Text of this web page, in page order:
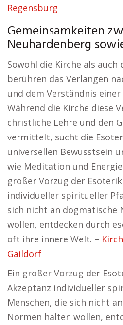
Regensburg
Gemeinsamkeiten
Neuhardenberg
Sowohl die Kirche als auch
berühren das Verlangen
und dem Verständnis
Während die Kirche diese
christliche Lehre und den
vermittelt, sucht die
universellen Bewusstsein
wie Meditation und
großer Vorzug der
individueller spiritueller
sich nicht an dogmatische
wollen, entdecken durch
oft ihre innere Welt. –
Gaildorf
Ein großer Vorzug der
Akzeptanz individueller
Menschen, die sich nicht
Normen halten wollen,